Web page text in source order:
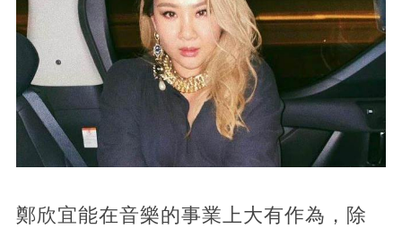
鄭欣宜能在音樂的事業上大有作為，除